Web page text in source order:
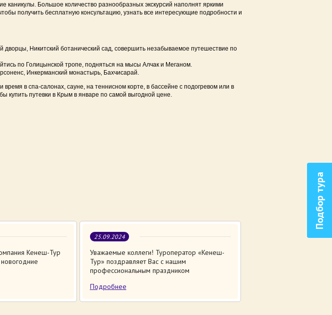
Отдых в Ялте на первой линии у моря
Отдых на первой береговой линии в Судаке
Отдых на первой линии в Евпатории
Большое количество разнообразных экскурсий наполнят яркими
получить бесплатную консультацию, узнать все интересующие подробности и
дворцы, Никитский ботанический сад, совершить незабываемое путешествие по
по Голицынской тропе, подняться на мысы Алчак и Меганом.
Инкерманский монастырь, Бахчисарай.
в спа-салонах, сауне, на теннисном корте, в бассейне с подогревом или в
путевки в Крым в январе по самой выгодной цене.
Кенеш-Тур
25.09.2024
Уважаемые коллеги! Туроператор «Кенеш-
Тур» поздравляет Вас с нашим
профессиональным праздником
Подробнее
Подбор тура